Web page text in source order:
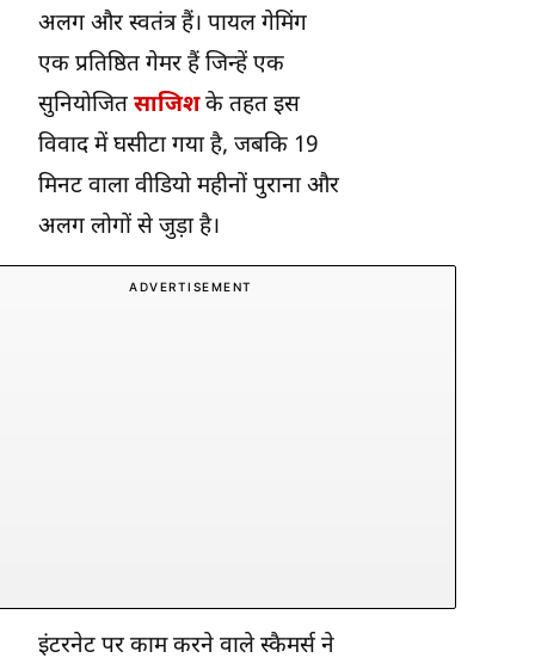
अलग और स्वतंत्र हैं। पायल गेमिंग
एक प्रतिष्ठित गेमर हैं जिन्हें एक
सुनियोजित साजिशके तहत इस
विवाद में घसीटा गया है, जबकि 19
मिनट वाला वीडियो महीनों पुराना और
अलग लोगों से जुड़ा है।
ADVERTISEMENT
इंटरनेट पर काम करने वाले स्कैमर्स ने